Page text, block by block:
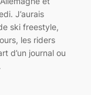
J’aurais
ski freestyle,
les riders
d’un journal ou